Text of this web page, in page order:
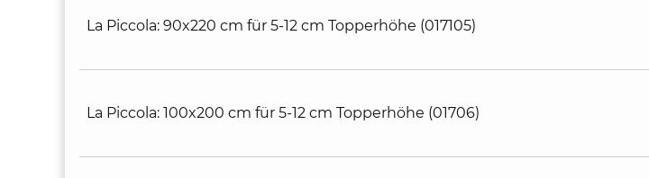
La Piccola: 90x220 cm für 5-12 cm Topperhöhe (017105)
La Piccola: 100x200 cm für 5-12 cm Topperhöhe (01706)